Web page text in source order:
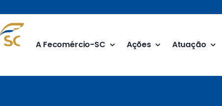
A Fecomércio-SC Ações Atuação